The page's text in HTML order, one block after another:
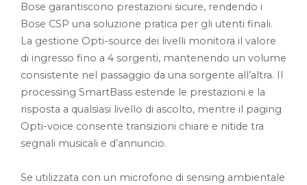
Bose garantiscono prestazioni sicure, rendendo i
Bose CSP una soluzione pratica per gli utenti finali.
La gestione Opti-source dei livelli monitora il valore
di ingresso fino a 4 sorgenti, mantenendo un volume
consistente nel passaggio da una sorgente all’altra. Il
processing SmartBass estende le prestazioni e la
risposta a qualsiasi livello di ascolto, mentre il paging
Opti-voice consente transizioni chiare e nitide tra
segnali musicali e d’annuncio.
Se utilizzata con un microfono di sensing ambientale